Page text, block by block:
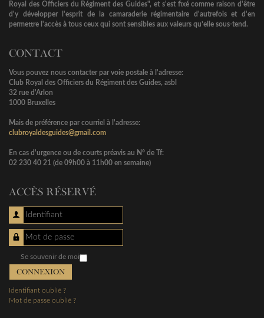
Royal des Officiers du Régiment des Guides", et s'est fixé comme raison d'être
d'y développer l'esprit de la camaraderie régimentaire d'autrefois et d'en
permettre l'accès à tous ceux qui sont sensibles aux valeurs qu’elle sous-tend.
CONTACT
Vous pouvez nous contacter par voie postale à l'adresse:
Club Royal des Officiers du Régiment des Guides, asbl
32 rue d'Arlon
1000 Bruxelles
Mais de préférence par courriel à l'adresse:
clubroyaldesguides@gmail.com
En cas d'urgence ou de courts préavis au N° de Tf:
02 230 40 21 (de 09h00 à 11h00 en semaine)
ACCÈS RÉSERVÉ
Identifiant
Mot de passe
Se souvenir de moi
CONNEXION
Identifiant oublié ?
Mot de passe oublié ?